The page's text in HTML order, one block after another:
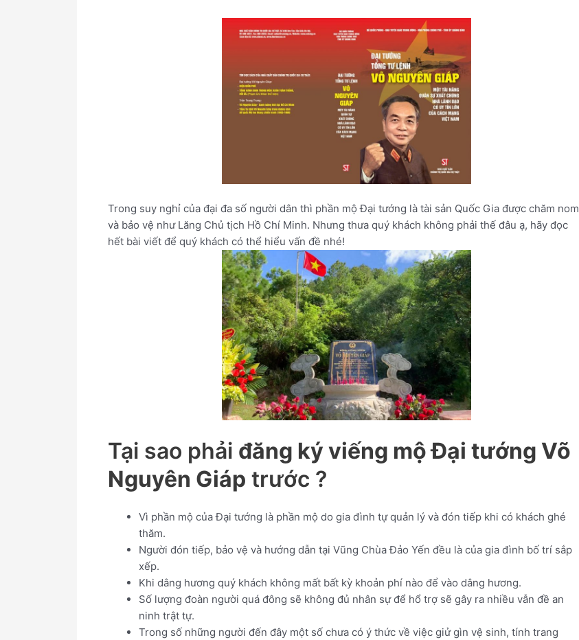
Trong suy nghỉ của đại đa số người dân thì phần mộ Đại tướng là tài sản Quốc Gia được chăm nom
và bảo vệ như Lăng Chủ tịch Hồ Chí Minh. Nhưng thưa quý khách không phải thế đâu ạ, hãy đọc
hết bài viết để quý khách có thể hiểu vấn đề nhé!
Tại sao phải đăng ký viếng mộ Đại tướng Võ
Nguyên Giáp trước ?
Vì phần mộ của Đại tướng là phần mộ do gia đình tự quản lý và đón tiếp khi có khách ghé
thăm.
Người đón tiếp, bảo vệ và hướng dẫn tại Vũng Chùa Đảo Yến đều là của gia đình bố trí sắp
xếp.
Khi dâng hương quý khách không mất bất kỳ khoản phí nào để vào dâng hương.
Số lượng đoàn người quá đông sẽ không đủ nhân sự để hổ trợ sẽ gây ra nhiều vẫn đề an
ninh trật tự.
Trong số những người đến đây một số chưa có ý thức về việc giử gìn vệ sinh, tính trang